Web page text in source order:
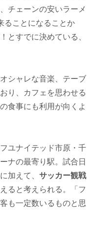
チェーンの安いラーメ
ることになることか
とすでに決めている、
シャレな音楽、テーブ
り、カフェを思わせる
食事にも利用が向くよ
ユナイテッド市原・千
ナの最寄り駅。試合日
加えて、 サッカー観戦
ると考えられる。「フ
も一定数いるものと思